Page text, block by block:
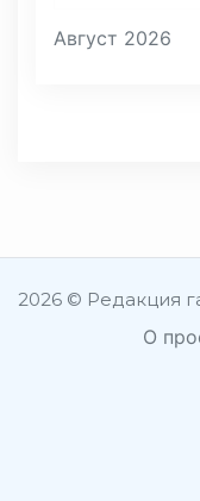
Август 2026
2026 © Редакция
О